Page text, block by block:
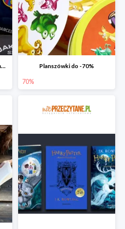
Jesienne czyszczenie magazynu do -70% Planszówki do -70%
70%